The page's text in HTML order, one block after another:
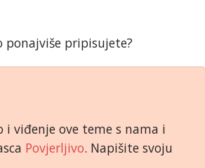
pripisujete?
viđenje ove teme s nama i
Povjerljivo. Napišite svoju